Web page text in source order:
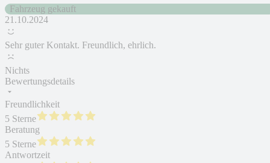
Fahrzeug gekauft
21.10.2024
Sehr guter Kontakt. Freundlich, ehrlich.
Nichts
Bewertungsdetails
Freundlichkeit
5 Sterne
Beratung
5 Sterne
Antwortzeit